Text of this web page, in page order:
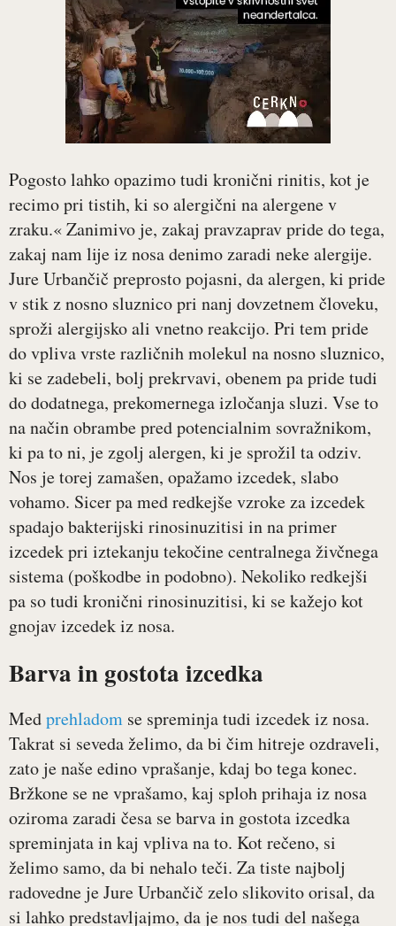
Pogosto lahko opazimo tudi kronični rinitis, kot je
recimo pri tistih, ki so alergični na alergene v
zraku.« Zanimivo je, zakaj pravzaprav pride do tega,
zakaj nam lije iz nosa denimo zaradi neke alergije.
Jure Urbančič preprosto pojasni, da alergen, ki pride
v stik z nosno sluznico pri nanj dovzetnem človeku,
sproži alergijsko ali vnetno reakcijo. Pri tem pride
do vpliva vrste različnih molekul na nosno sluznico,
ki se zadebeli, bolj prekrvavi, obenem pa pride tudi
do dodatnega, prekomernega izločanja sluzi. Vse to
na način obrambe pred potencialnim sovražnikom,
ki pa to ni, je zgolj alergen, ki je sprožil ta odziv.
Nos je torej zamašen, opažamo izcedek, slabo
vohamo. Sicer pa med redkejše vzroke za izcedek
spadajo bakterijski rinosinuzitisi in na primer
izcedek pri iztekanju tekočine centralnega živčnega
sistema (poškodbe in podobno). Nekoliko redkejši
pa so tudi kronični rinosinuzitisi, ki se kažejo kot
gnojav izcedek iz nosa.
Barva in gostota izcedka
Medprehladom se spreminja tudi izcedek iz nosa.
Takrat si seveda želimo, da bi čim hitreje ozdraveli,
zato je naše edino vprašanje, kdaj bo tega konec.
Bržkone se ne vprašamo, kaj sploh prihaja iz nosa
oziroma zaradi česa se barva in gostota izcedka
spreminjata in kaj vpliva na to. Kot rečeno, si
želimo samo, da bi nehalo teči. Za tiste najbolj
radovedne je Jure Urbančič zelo slikovito orisal, da
si lahko predstavljajmo, da je nos tudi del našega